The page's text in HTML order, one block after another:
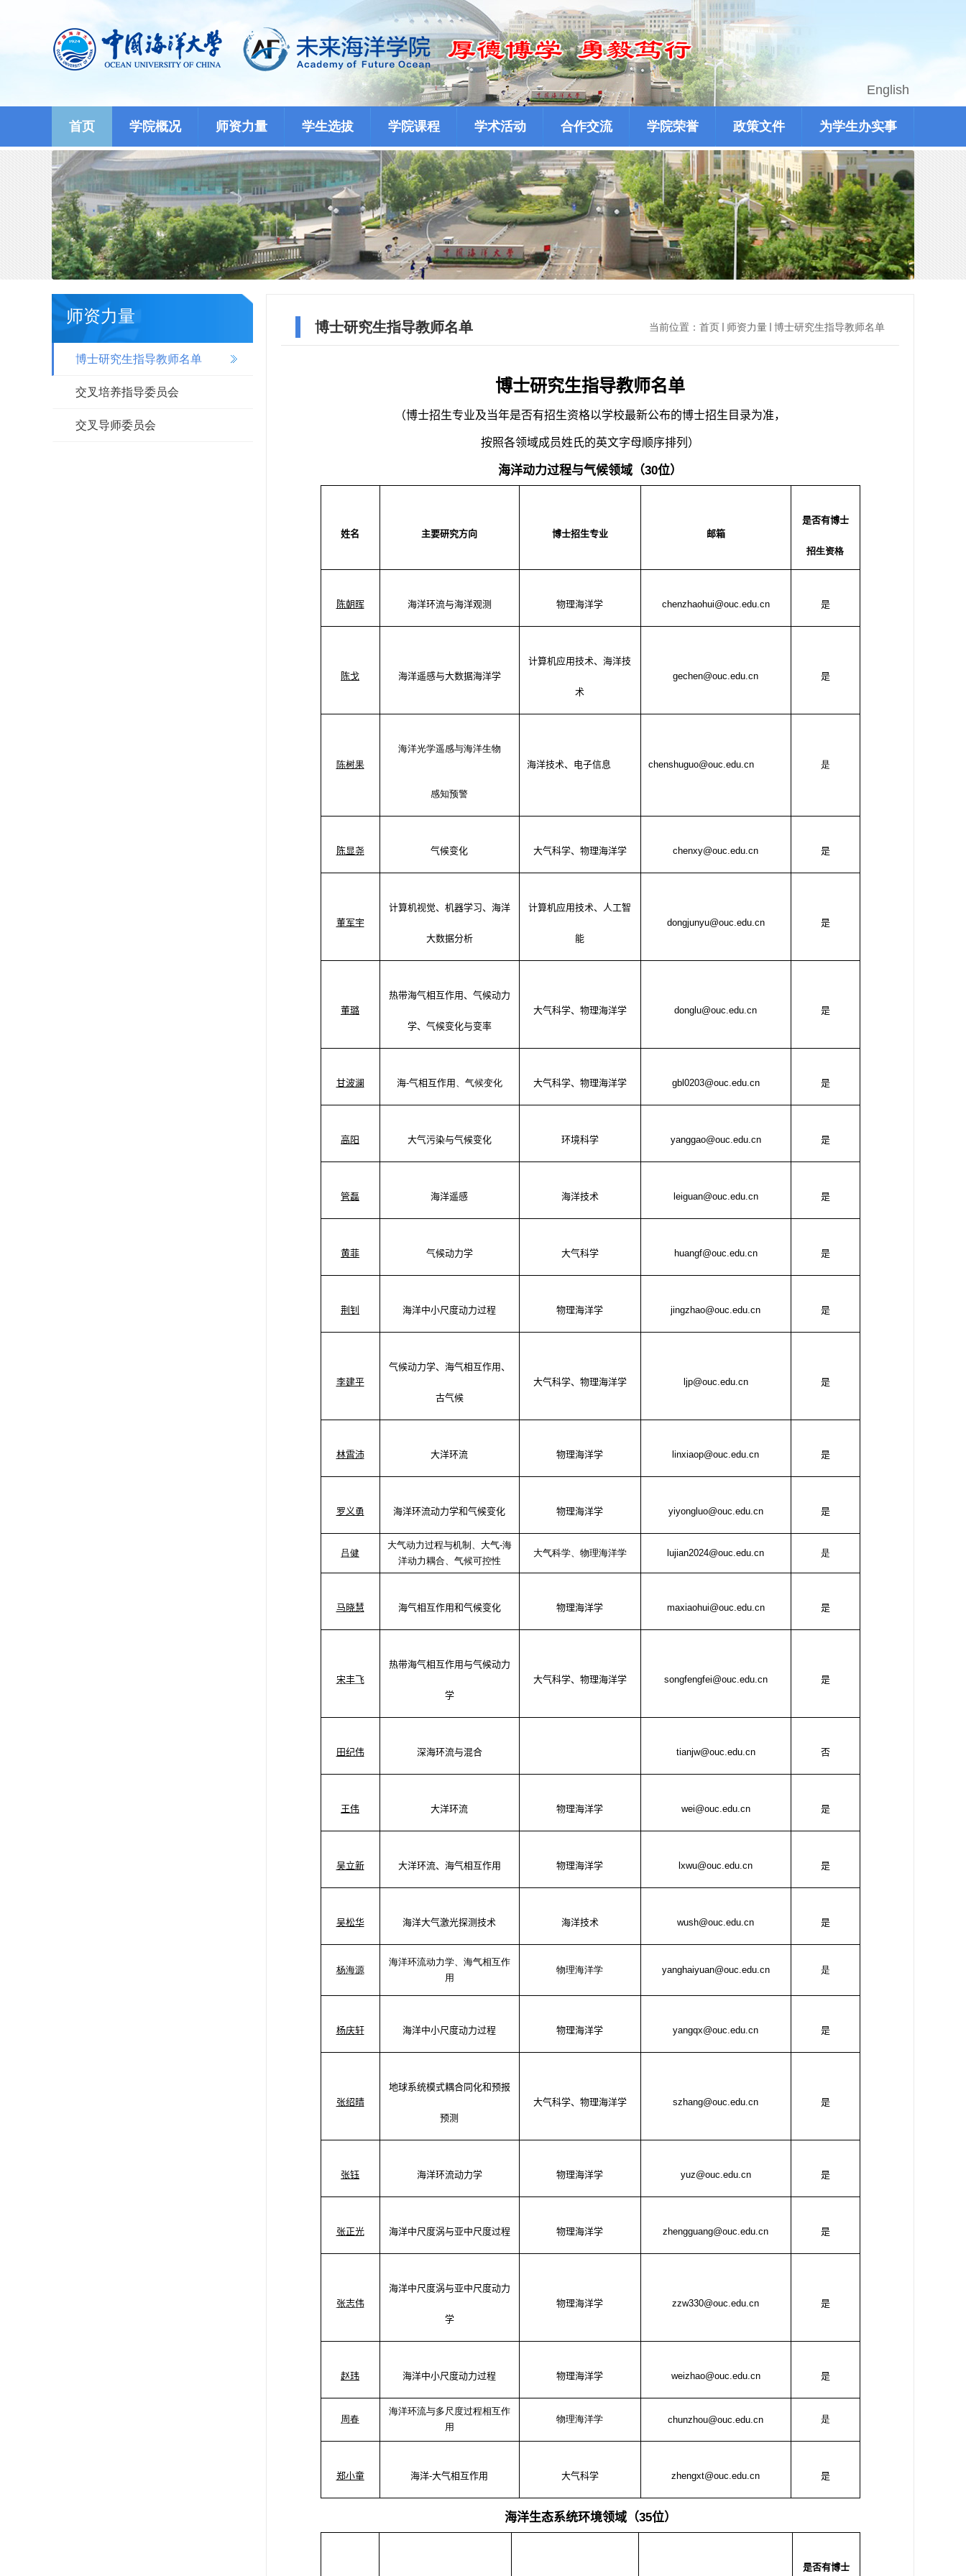
English
首页 学院概况 师资力量 学生选拔 学院课程 学术活动 合作交流 学院荣誉 政策文件 为学生办实事
师资力量
博士研究生指导教师名单
交叉培养指导委员会
交叉导师委员会
博士研究生指导教师名单 当前位置： 首页 师资力量 博士研究生指导教师名单
博士研究生指导教师名单
（博士招生专业及当年是否有招生资格以学校最新公布的博士招生目录为准，
按照各领域成员姓氏的英文字母顺序排列）
海洋动力过程与气候领域（30位）
姓名 主要研究方向 博士招生专业 邮箱
是否有博士
招生资格
陈朝晖 海洋环流与海洋观测 物理海洋学 chenzhaohui@ouc.edu.cn 是
陈戈 海洋遥感与大数据海洋学
计算机应用技术、海洋技
术
gechen@ouc.edu.cn 是
陈树果
海洋光学遥感与海洋生物
感知预警
海洋技术、电子信息 chenshuguo@ouc.edu.cn 是
陈显尧 气候变化 大气科学、物理海洋学 chenxy@ouc.edu.cn 是
董军宇
计算机视觉、机器学习、海洋
大数据分析
计算机应用技术、人工智
能
dongjunyu@ouc.edu.cn 是
董璐
热带海气相互作用、 气候动力
学、 气候变化与变率
大气科学、物理海洋学 donglu@ouc.edu.cn 是
甘波澜 海-气相互作用 、气候变化 大气科学、物理海洋学 gbl0203@ouc.edu.cn 是
高阳 大气污染与气候变化 环境科学 yanggao@ouc.edu.cn 是
管磊 海洋遥感 海洋技术 leiguan@ouc.edu.cn 是
黄菲 气候动力学 大气科学 huangf@ouc.edu.cn 是
荆钊 海洋中小尺度动力过程 物理海洋学 jingzhao@ouc.edu.cn 是
李建平
气候动力学、海气相互作用、
古气候
大气科学、物理海洋学 ljp@ouc.edu.cn 是
林霄沛 大洋环流 物理海洋学 linxiaop@ouc.edu.cn 是
罗义勇 海洋环流动力学和气候变化 物理海洋学 yiyongluo@ouc.edu.cn 是
吕健
大气动力过程与机制、大气-海
洋动力耦合、气候可控性
大气科学、物理海洋学 lujian2024@ouc.edu.cn 是
马晓慧 海气相互作用和气候变化 物理海洋学 maxiaohui@ouc.edu.cn 是
宋丰飞
热带海气相互作用与气候动力
学
大气科学、物理海洋学 songfengfei@ouc.edu.cn 是
田纪伟 深海环流与混合 tianjw@ouc.edu.cn 否
王伟 大洋环流 物理海洋学 wei@ouc.edu.cn 是
吴立新 大洋环流、海气相互作用 物理海洋学 lxwu@ouc.edu.cn 是
吴松华 海洋大气激光探测技术 海洋技术 wush@ouc.edu.cn 是
杨海源
海洋环流动力学、 海气相互作
用
物理海洋学 yanghaiyuan@ouc.edu.cn 是
杨庆轩 海洋中小尺度动力过程 物理海洋学 yangqx@ouc.edu.cn 是
张绍晴
地球系统模式耦合同化和预报
预测
大气科学、物理海洋学 szhang@ouc.edu.cn 是
张钰 海洋环流动力学 物理海洋学 yuz@ouc.edu.cn 是
张正光 海洋中尺度涡与亚中尺度过程 物理海洋学 zhengguang@ouc.edu.cn 是
张志伟
海洋中尺度涡与亚中尺度动力
学
物理海洋学 zzw330@ouc.edu.cn 是
赵玮 海洋中小尺度动力过程 物理海洋学 weizhao@ouc.edu.cn 是
周春
海洋环流与多尺度过程相互作
用
物理海洋学 chunzhou@ouc.edu.cn 是
郑小童 海洋-大气相互作用 大气科学 zhengxt@ouc.edu.cn 是
海洋生态系统环境领域（35位）
是否有博士